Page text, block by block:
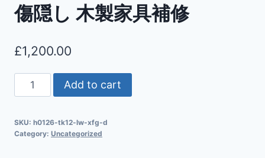
傷隠し 木製家具補修
£1,200.00
Add to cart
SKU: h0126-tk12-lw-xfg-d
Category: Uncategorized